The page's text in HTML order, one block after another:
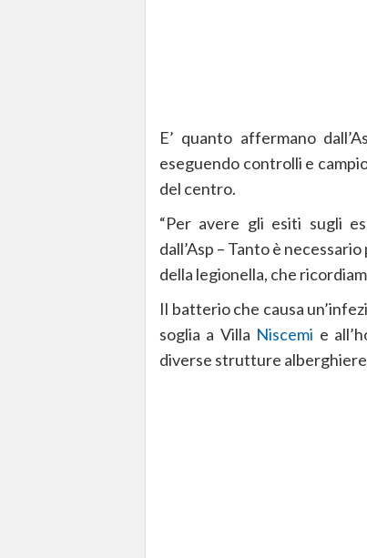
E’ quanto affermano
eseguendo controlli e
del centro.
“Per avere gli esiti sugli
dall’Asp – Tanto è
della legionella, che
Il batterio che causa
soglia a Villa Niscemi e
diverse strutture